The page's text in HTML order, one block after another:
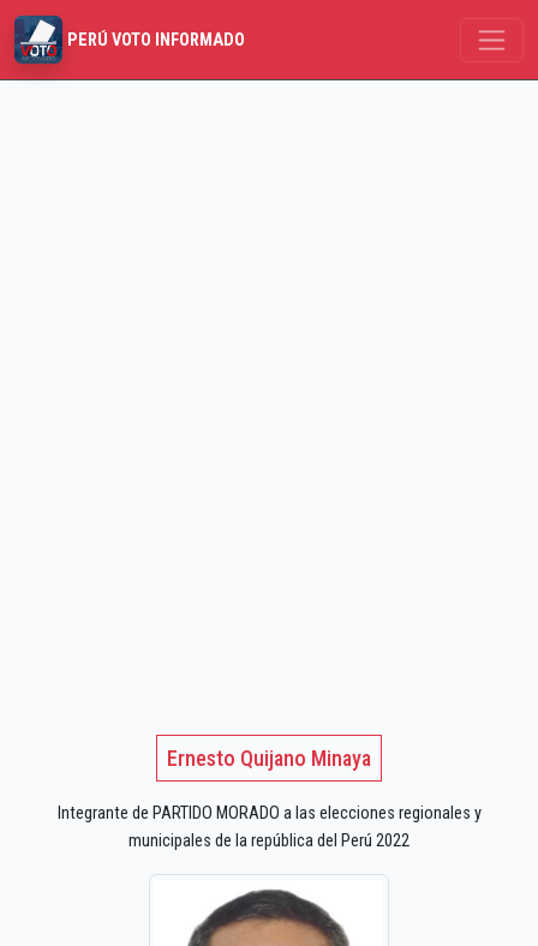
PERÚ VOTO INFORMADO
Ernesto Quijano Minaya
Integrante de PARTIDO MORADO a las elecciones regionales y
municipales de la república del Perú 2022